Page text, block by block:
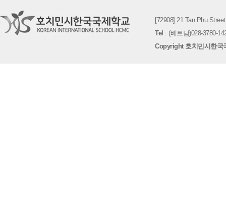
[72908] 21 Tan Phu
Tel : (베트남)028-3780-
Copyright 호치민시한국